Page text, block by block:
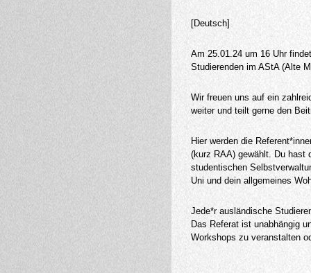
[Deutsch]
Am 25.01.24 um 16 Uhr
Studierenden im AStA (Alte
Wir freuen uns auf ein
weiter und teilt gerne den
Hier werden die
(kurz RAA) gewählt. Du hast
studentischen
Uni und dein allgemeines
Jede*r ausländische
Das Referat ist unabhängig
Workshops zu veranstalten